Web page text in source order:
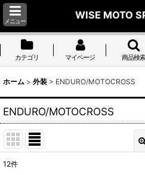
メニュー
WISE MOTO
カテゴリ マイページ 商品検索
ホーム > 外装 > ENDURO/MOTOCROSS
ENDURO/MOTOCROSS
12件